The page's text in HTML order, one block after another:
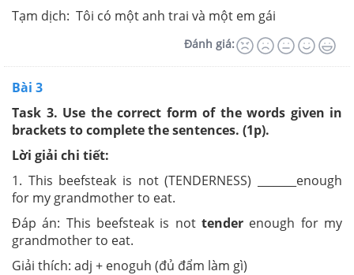
Tạm dịch: Tôi có một anh trai và một em gái
Đánh giá:
Bài 3
Task 3. Use the correct form of the words given in
brackets to complete the sentences. (1p).
Lời giải chi tiết:
1. This beefsteak is not (TENDERNESS) _______enough
for my grandmother to eat.
Đáp án: This beefsteak is not tender enough for my
grandmother to eat.
Giải thích: adj + enoguh (đủ đẩm làm gì)